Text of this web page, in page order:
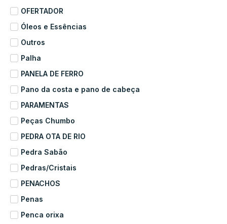
OFERTADOR
Óleos e Essências
Outros
Palha
PANELA DE FERRO
Pano da costa e pano de cabeça
PARAMENTAS
Peças Chumbo
PEDRA OTA DE RIO
Pedra Sabão
Pedras/Cristais
PENACHOS
Penas
Penca orixa